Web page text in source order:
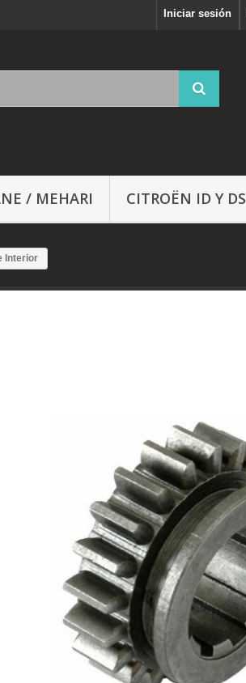
Iniciar sesión
/ MEHARI CITROËN ID Y DS
Interior